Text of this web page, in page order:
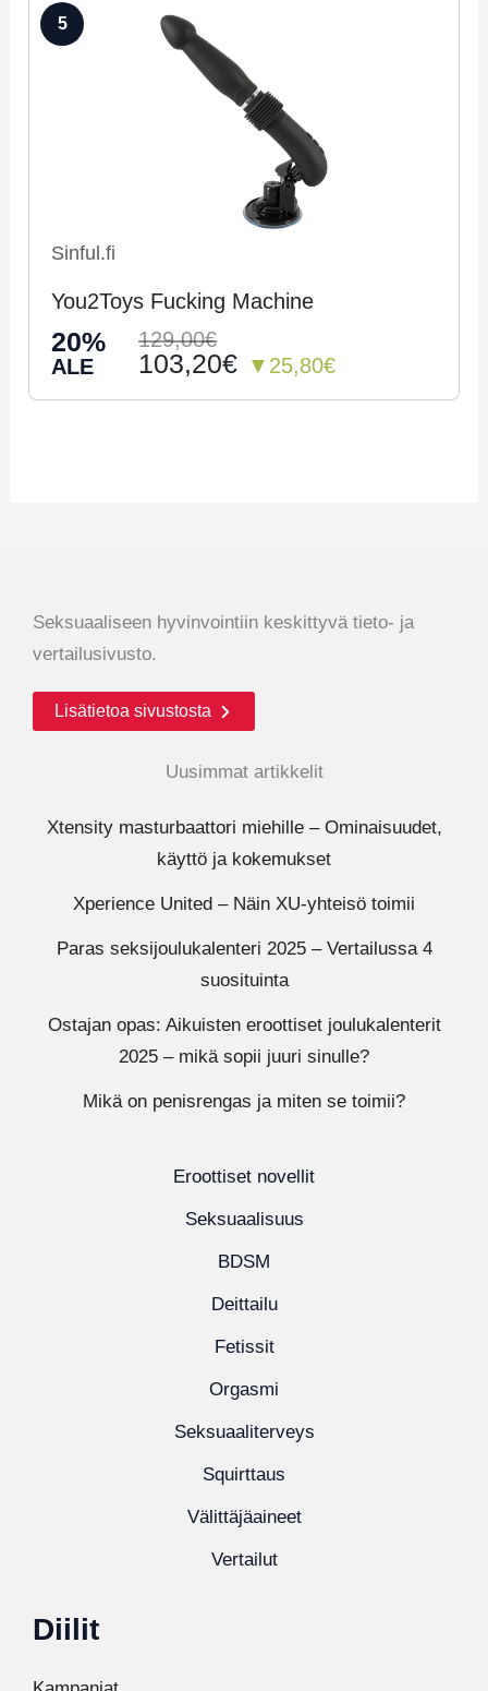
5
Sinful.fi
You2Toys Fucking Machine
20%
ALE
129,00€
103,20€ ▼25,80€
Seksuaaliseen hyvinvointiin keskittyvä tieto- ja
vertailusivusto.
Lisätietoa sivustosta
Uusimmat artikkelit
Xtensity masturbaattori miehille – Ominaisuudet,
käyttö ja kokemukset
Xperience United – Näin XU-yhteisö toimii
Paras seksijoulukalenteri 2025 – Vertailussa 4
suosituinta
Ostajan opas: Aikuisten eroottiset joulukalenterit
2025 – mikä sopii juuri sinulle?
Mikä on penisrengas ja miten se toimii?
Eroottiset novellit
Seksuaalisuus
BDSM
Deittailu
Fetissit
Orgasmi
Seksuaaliterveys
Squirttaus
Välittäjäaineet
Vertailut
Diilit